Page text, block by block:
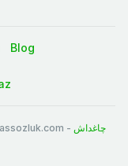
Blog
- چاغداش